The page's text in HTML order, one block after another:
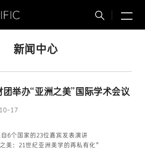
搜
索
新闻中心
举办“亚洲之美”国际学术会议
17
6个国家的23位嘉宾发表演讲
美：21世纪亚洲美学的再私有化”